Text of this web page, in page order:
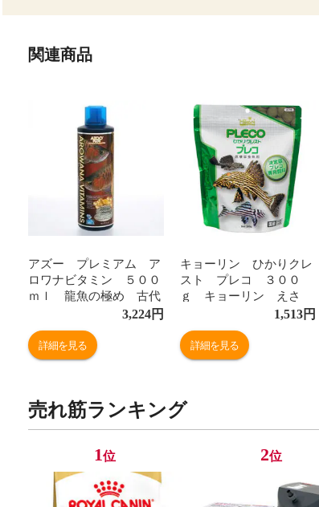
関連商品
アズー プレミアム ア
ロワナビタミン ５００
ｍｌ 龍魚の極め 古代
魚 水質調整剤 関東当日
便
3,224円
詳細を見る
キョーリン ひかりクレ
スト プレコ ３００
ｇ キョーリン えさ
お一人様３０点限り 関東
当日便
1,513円
詳細を見る
売れ筋ランキング
1位 2位